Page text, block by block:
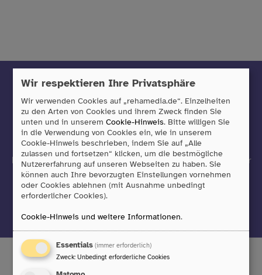
Mit unserem Newsletter sind Sie
immer auf dem neuesten Stand
Sie möchten über neue Produkte informiert werden oder
einfach immer auf dem neuesten Stand sein?
Dann freuen wir uns, wenn Sie sich zu unserem Newsletter
anmelden!
Wir respektieren Ihre Privatsphäre
Wir verwenden Cookies auf „rehamedia.de“. Einzelheiten
zu den Arten von Cookies und ihrem Zweck finden Sie
unten und in unseremCookie-Hinweis. Bitte willigen Sie
in die Verwendung von Cookies ein, wie in unserem
Cookie-Hinweis beschrieben, indem Sie auf „Alle
zulassen und fortsetzen“ klicken, um die bestmögliche
Nutzererfahrung auf unseren Webseiten zu haben. Sie
können auch Ihre bevorzugten Einstellungen vornehmen
oder Cookies ablehnen (mit Ausnahme unbedingt
erforderlicher Cookies).
Cookie-Hinweis und weitere Informationen.
Essentials (immer erforderlich)
Zweck: Unbedingt erforderliche Cookies